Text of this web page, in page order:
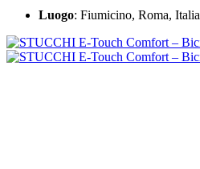
Luogo: Fiumicino, Roma, Italia